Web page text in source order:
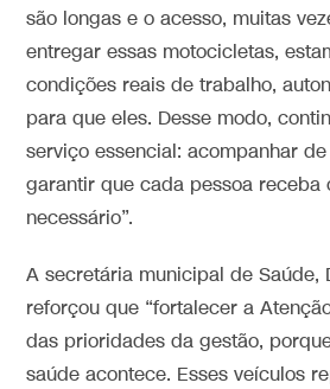
são longas e o acesso, muitas
entregar essas motocicletas,
condições reais de trabalho,
para que eles. Desse modo,
serviço essencial: acompanhar
garantir que cada pessoa receba
necessário”.
A secretária municipal de Saúde,
reforçou que “fortalecer a
das prioridades da gestão,
saúde acontece. Esses veículos